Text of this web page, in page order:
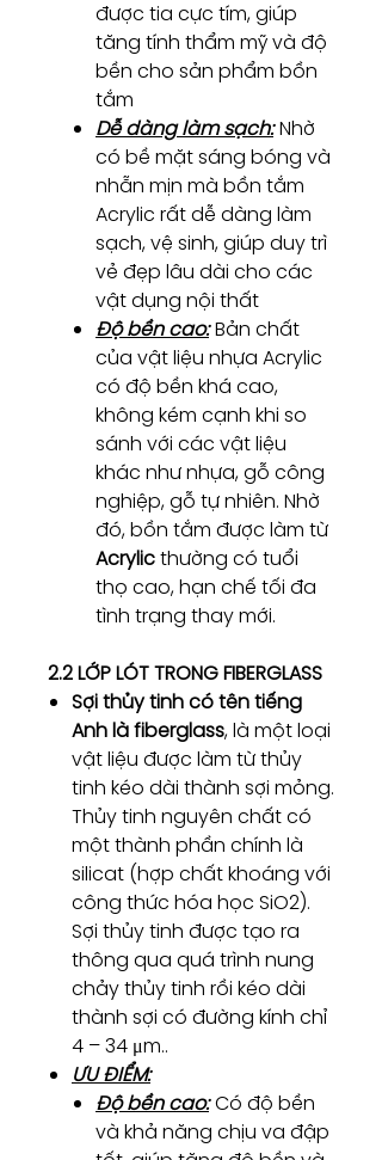
được tia cực tím, giúp
tăng tính thẩm mỹ và độ
bền cho sản phẩm bồn
tắm
Dễ dàng làm sạch:Nhờ
có bề mặt sáng bóng và
nhẵn mịn mà bồn tắm
Acrylic rất dễ dàng làm
sạch, vệ sinh, giúp duy trì
vẻ đẹp lâu dài cho các
vật dụng nội thất
Độ bền cao:Bản chất
của vật liệu nhựa Acrylic
có độ bền khá cao,
không kém cạnh khi so
sánh với các vật liệu
khác như nhựa, gỗ công
nghiệp, gỗ tự nhiên. Nhờ
đó, bồn tắm được làm từ
Acrylicthường có tuổi
thọ cao, hạn chế tối đa
tình trạng thay mới.
2.2 LỚP LÓT TRONG FIBERGLASS
Sợi thủy tinh có tên tiếng
Anh là fiberglass, là một loại
vật liệu được làm từ thủy
tinh kéo dài thành sợi mỏng.
Thủy tinh nguyên chất có
một thành phần chính là
silicat (hợp chất khoáng với
công thức hóa học SiO2).
Sợi thủy tinh được tạo ra
thông qua quá trình nung
chảy thủy tinh rồi kéo dài
thành sợi có đường kính chỉ
4 – 34 μm..
ƯU ĐIỂM:
Độ bền cao:Có độ bền
và khả năng chịu va đập